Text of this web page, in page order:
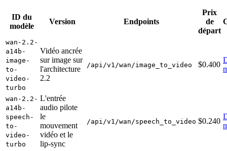
ID du
modèle
Version Endpoints
Prix
de
départ
wan-2.2-
a14b-
image-
to-
video-
turbo
Vidéo ancrée
sur image sur
l'architecture
2.2
/api/v1/wan/image_to_video $0.400
wan-2.2-
a14b-
speech-
to-
video-
turbo
L'entrée
audio pilote
le
mouvement
vidéo et le
lip-sync
/api/v1/wan/speech_to_video $0.240